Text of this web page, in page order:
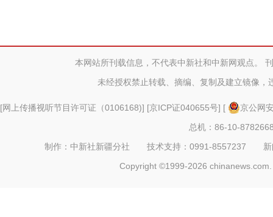
本网站所刊载信息，不代表中新社和中新网观点。
未经授权禁止转载、摘编、复制及建立镜像，
[网上传播视听节目许可证（0106168)] [京ICP证040655号] [
京公网
总机：86-10-
制作：中新社新疆分社 技术支持：0991-8557237
Copyright ©1999-2026